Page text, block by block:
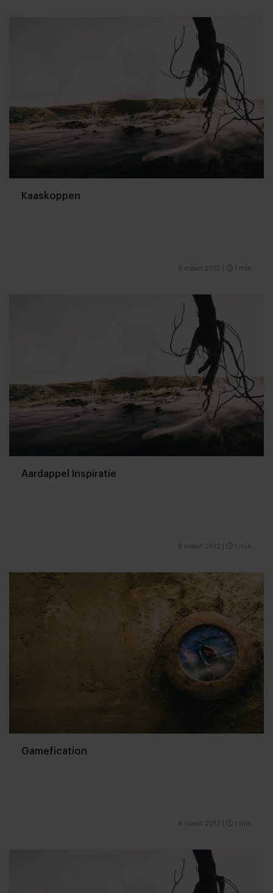
Kaaskoppen
8 maart 2012 1 min
Aardappel Inspiratie
8 maart 2012 1 min
Gamefication
8 maart 2012 1 min